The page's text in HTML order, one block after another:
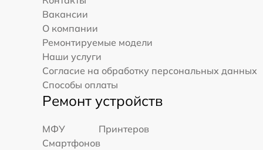
Вакансии
О компании
Ремонтируемые модели
Наши услуги
Согласие на обработку персональных данных
Способы оплаты
Ремонт устройств
МФУ
Принтеров
Смартфонов